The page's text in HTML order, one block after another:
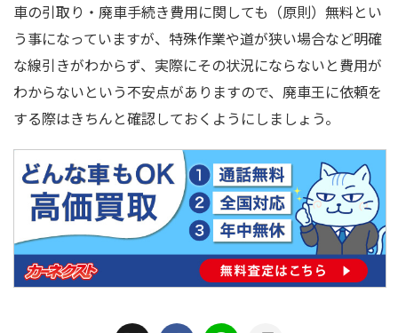
車の引取り・廃車手続き費用に関しても（原則）無料とい
う事になっていますが、特殊作業や道が狭い場合など明確
な線引きがわからず、実際にその状況にならないと費用が
わからないという不安点がありますので、廃車王に依頼を
する際はきちんと確認しておくようにしましょう。